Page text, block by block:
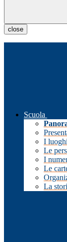
close
Scuola
I luoghi
Le
I
Le
La